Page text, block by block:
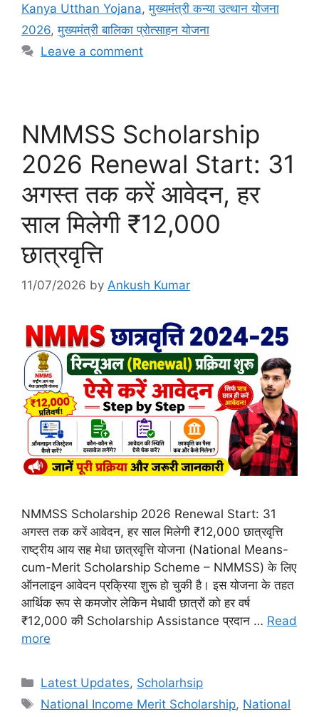
Kanya Utthan Yojana,मुख्यमंत्री कन्या उत्थान योजना
2026,मुख्यमंत्री बालिका प्रोत्साहन योजना
Leave a comment
NMMSS Scholarship
2026 Renewal Start: 31
अगस्त तक करें आवेदन, हर
साल मिलेगी ₹12,000
छात्रवृत्ति
11/07/2026 by Ankush Kumar
NMMSS Scholarship 2026 Renewal Start: 31
अगस्त तक करें आवेदन, हर साल मिलेगी ₹12,000 छात्रवृत्ति
राष्ट्रीय आय सह मेधा छात्रवृत्ति योजना (National Means-
cum-Merit Scholarship Scheme – NMMSS) के लिए
ऑनलाइन आवेदन प्रक्रिया शुरू हो चुकी है। इस योजना के तहत
आर्थिक रूप से कमजोर लेकिन मेधावी छात्रों को हर वर्ष
₹12,000 की Scholarship Assistance प्रदान … Read
more
Categories
Latest Updates, Scholarhsip
Tags
National Income Merit Scholarship, National